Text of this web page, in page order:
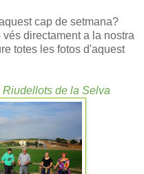
cap de setmana?
directament a la nostra
totes les fotos d'aquest
de la Selva